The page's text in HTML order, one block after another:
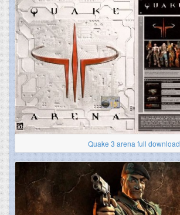
Quake 3 arena full download